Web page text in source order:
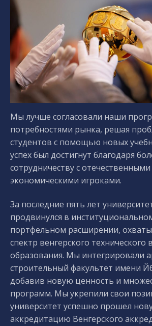
Мы лучше согласовали наши
потребностями рынка, решая
студентов с помощью новых
успех был достигнут благодаря
сотрудничеству с отечественными
экономическими игроками.
За последние пять лет
продвинулся в
портфельном расширении,
спектр венгерского технического
образования. Мы интегрировали
строительный факультет имени
добавив новую ценность и
программ. Мы укрепили свои
университет успешно прошел
аккредитацию Венгерского